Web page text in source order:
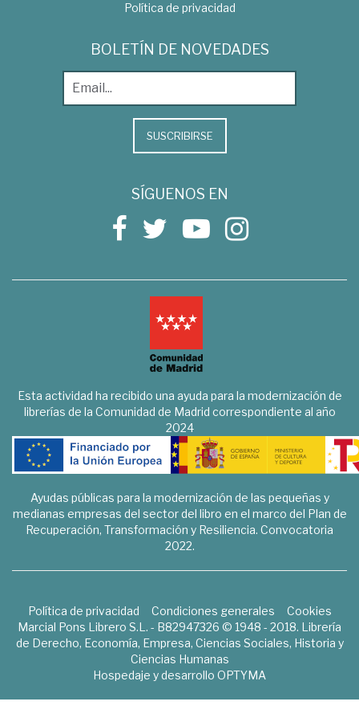
Política de privacidad
BOLETÍN DE NOVEDADES
SUSCRIBIRSE
SÍGUENOS EN
Esta actividad ha recibido una ayuda para la modernización de
librerías de la Comunidad de Madrid correspondiente al año
2024
Ayudas públicas para la modernización de las pequeñas y
medianas empresas del sector del libro en el marco del Plan de
Recuperación, Transformación y Resiliencia. Convocatoria
2022.
Política de privacidad Condiciones generales
Cookies
Marcial Pons Librero S.L. - B82947326 © 1948 - 2018. Librería
de Derecho, Economía, Empresa, Ciencias Sociales, Historia y
Ciencias Humanas
Hospedaje y desarrollo OPTYMA